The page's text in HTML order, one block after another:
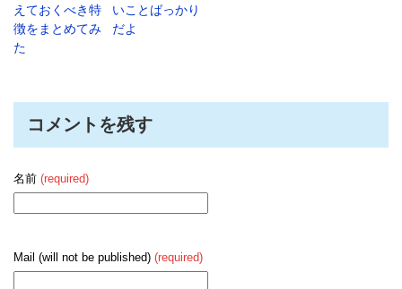
えておくべき特
徴をまとめてみ
た
いことばっかり
だよ
コメントを残す
名前 (required)
Mail (will not be published) (required)